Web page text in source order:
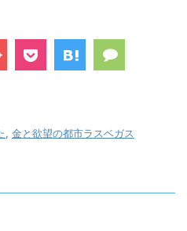
, 金と欲望の都市ラスベガス